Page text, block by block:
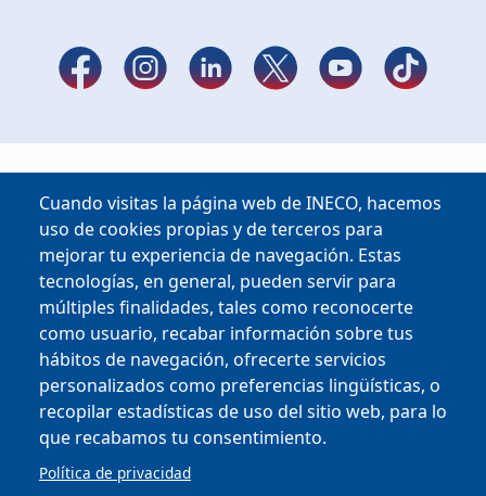
Cuando visitas la página web de INECO, hacemos
uso de cookies propias y de terceros para
mejorar tu experiencia de navegación. Estas
tecnologías, en general, pueden servir para
múltiples finalidades, tales como reconocerte
como usuario, recabar información sobre tus
hábitos de navegación, ofrecerte servicios
personalizados como preferencias lingüísticas, o
recopilar estadísticas de uso del sitio web, para lo
que recabamos tu consentimiento.
Política de privacidad
Copyright © 2025
MENU FOOTER
PERFIL DEL CONTRATANTE
OFICINA VIRTUAL
COMPLIANCE Y ÉTICA